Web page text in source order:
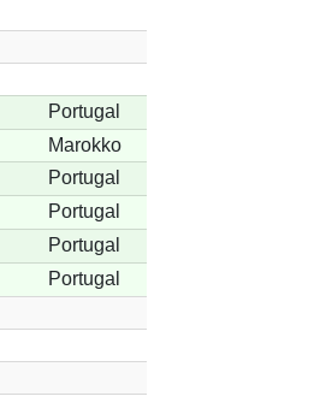
Portugal
Marokko
Portugal
Portugal
Portugal
Portugal